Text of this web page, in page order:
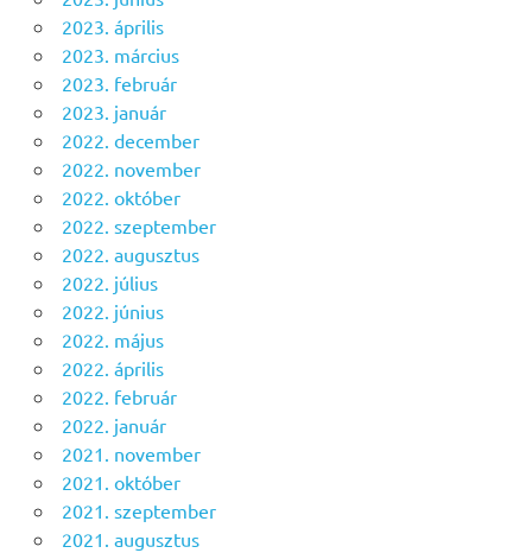
2023. április
2023. március
2023. február
2023. január
2022. december
2022. november
2022. október
2022. szeptember
2022. augusztus
2022. július
2022. június
2022. május
2022. április
2022. február
2022. január
2021. november
2021. október
2021. szeptember
2021. augusztus